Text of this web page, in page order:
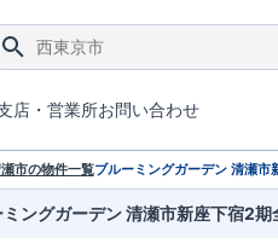
店・営業所お問い合わせ
市の物件一覧ブルーミングガーデン 清瀬市
ングガーデン 清瀬市新座下宿2期